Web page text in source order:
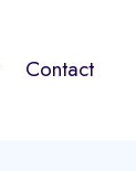
Contact